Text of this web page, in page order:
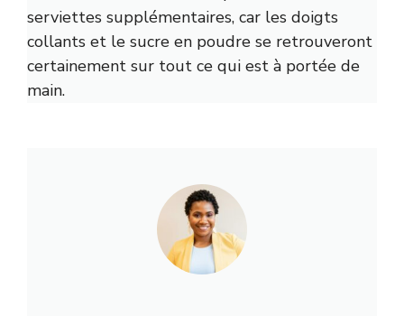
serviettes supplémentaires, car les doigts
collants et le sucre en poudre se retrouveront
certainement sur tout ce qui est à portée de
main.